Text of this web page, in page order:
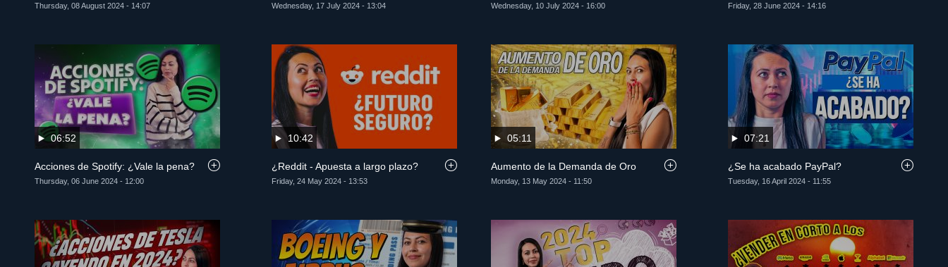
Thursday, 08 August 2024 - 14:07 Wednesday, 17 July 2024 - 13:04 Wednesday, 10 July 2024 - 16:00 Friday, 28 June 2024 - 14:16
06:52
Acciones de Spotify: ¿Vale la pena?
Thursday, 06 June 2024 - 12:00
10:42
¿Reddit - Apuesta a largo plazo?
Friday, 24 May 2024 - 13:53
05:11
Aumento de la Demanda de Oro
Monday, 13 May 2024 - 11:50
07:21
¿Se ha acabado PayPal?
Tuesday, 16 April 2024 - 11:55